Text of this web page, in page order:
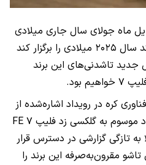
ماه جولای سال جاری میلادی
(تیر ۱۴۰۴) دومین رویداد آنپکد سال ۲۰۲۵ میلادی را برگزار کند
جدید تاشدنی‌های این برند
کره در رویداد اشاره‌شده از
نخستین تاشدنی اقتصادی خود موسوم به گلکسی زد فلیپ ۷ FE
به تازگی گزارشی در دسترس قرار
مقرون‌به‌صرفه این برند را